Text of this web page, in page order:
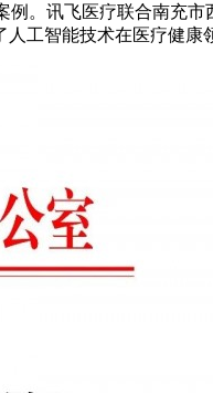
。讯飞医疗联合南充
工智能技术在医疗健康